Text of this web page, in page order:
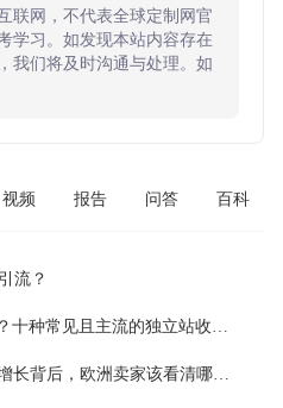
联网，不代表全球定制网官
学习。如发现本站内容存在
我们将及时沟通与处理。如
视频 报告 问答 百科
流？
见且主流的独立站收款工具推荐
背后，欧洲卖家该看清哪些现实